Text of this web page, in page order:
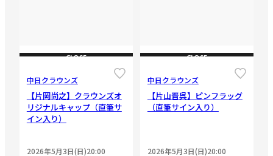
CLOSE
中日クラウンズ
【片岡尚之】クラウンズオ
リジナルキャップ（直筆サ
イン入り）
2026年5月3日(日)20:00
CLOSE
中日クラウンズ
【片山晋呉】ピンフラッグ
（直筆サイン入り）
2026年5月3日(日)20:00